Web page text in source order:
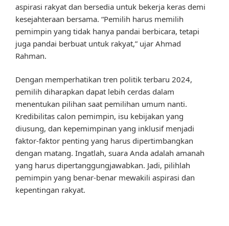
aspirasi rakyat dan bersedia untuk bekerja keras demi
kesejahteraan bersama. “Pemilih harus memilih
pemimpin yang tidak hanya pandai berbicara, tetapi
juga pandai berbuat untuk rakyat,” ujar Ahmad
Rahman.
Dengan memperhatikan tren politik terbaru 2024,
pemilih diharapkan dapat lebih cerdas dalam
menentukan pilihan saat pemilihan umum nanti.
Kredibilitas calon pemimpin, isu kebijakan yang
diusung, dan kepemimpinan yang inklusif menjadi
faktor-faktor penting yang harus dipertimbangkan
dengan matang. Ingatlah, suara Anda adalah amanah
yang harus dipertanggungjawabkan. Jadi, pilihlah
pemimpin yang benar-benar mewakili aspirasi dan
kepentingan rakyat.